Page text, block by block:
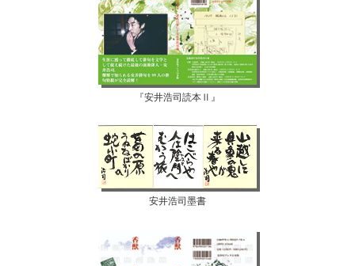
『安井浩司読本Ⅱ』
安井浩司墨書